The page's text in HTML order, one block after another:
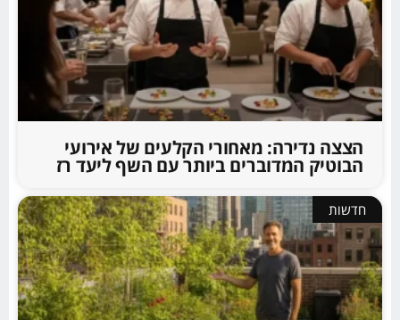
הצצה נדירה: מאחורי הקלעים של אירועי
הבוטיק המדוברים ביותר עם השף ליעד רז
חדשות